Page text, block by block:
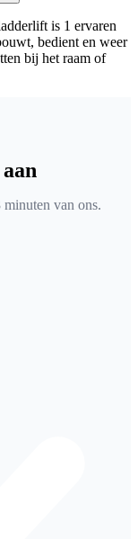
is 1 ervaren
bedient en weer
bij het raam of
van ons.